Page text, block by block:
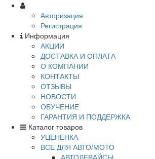
Авторизация
Регистрация
Информация
АКЦИИ
ДОСТАВКА И ОПЛАТА
О КОМПАНИИ
КОНТАКТЫ
ОТЗЫВЫ
НОВОСТИ
ОБУЧЕНИЕ
ГАРАНТИЯ И ПОДДЕРЖКА
Каталог товаров
УЦЕНЕНКА
ВСЕ ДЛЯ АВТО/МОТО
АВТОДЕВАЙСЫ